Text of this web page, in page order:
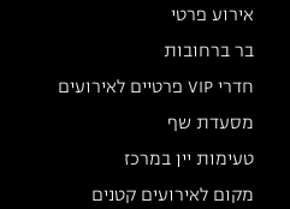
אירוע פרטי
בר ברחובות
חדרי VIP פרטיים לאירועים
מסעדת שף
טעימות יין במרכז
מקום לאירועים קטנים